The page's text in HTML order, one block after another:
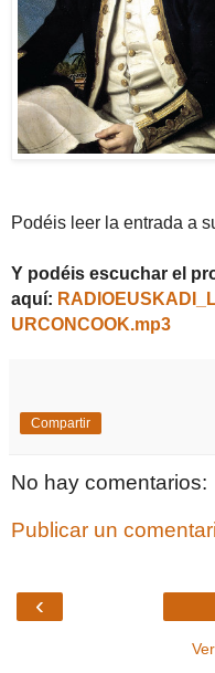
Podéis leer la entrada a
Y podéis escuchar el
aquí:
URCONCOOK.mp3
Compartir
No hay comentarios:
Publicar un
‹